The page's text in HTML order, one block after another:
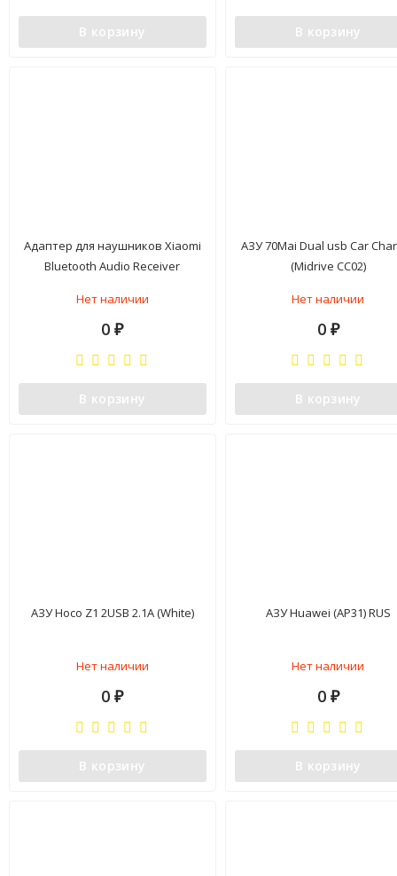
В корзину В корзину
Адаптер для наушников Xiaomi
Bluetooth Audio Receiver
Нет наличии
0₽
В корзину
АЗУ 70Mai Dual usb Car
(Midrive CC02)
Нет наличии
0 ₽
В корзину
АЗУ Hoco Z1 2USB 2.1A (White)
Нет наличии
0₽
В корзину
АЗУ Huawei (AP31) RUS
Нет наличии
0 ₽
В корзину